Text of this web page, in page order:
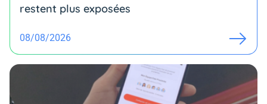
restent plus exposées
08/08/2026